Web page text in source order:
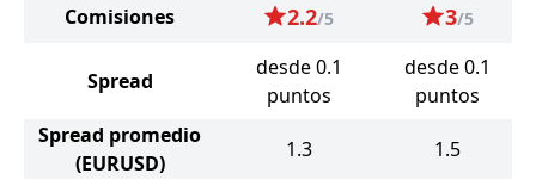
Comisiones
2.2/5 3/5
Spread
desde 0.1
puntos
desde 0.1
puntos
Spread promedio
(EURUSD)
1.3 1.5